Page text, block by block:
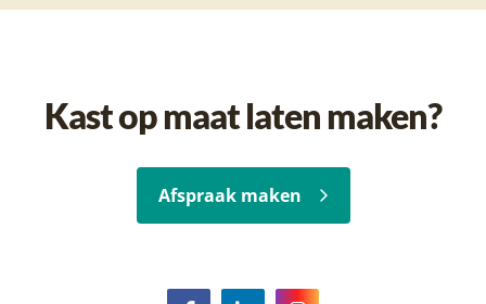
Kast op maat laten maken?
Afspraak maken